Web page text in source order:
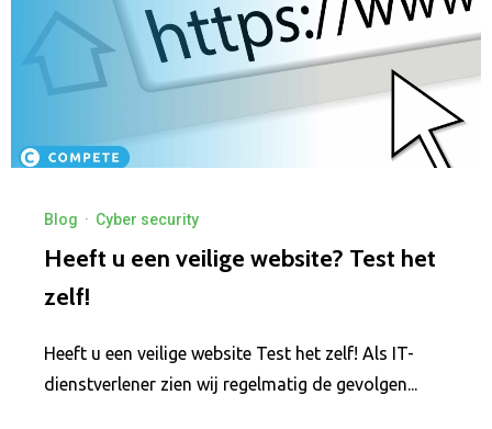
Blog · Cyber security
Heeft u een veilige website? Test het
zelf!
Heeft u een veilige website Test het zelf! Als IT-
dienstverlener zien wij regelmatig de gevolgen...